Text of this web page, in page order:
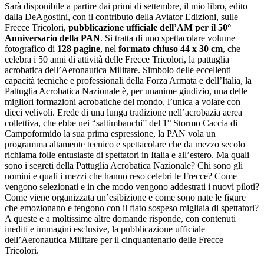
Sarà disponibile a partire dai primi di settembre, il mio libro, edito
dalla DeAgostini, con il contributo della Aviator Edizioni, sulle
Frecce Tricolori, pubblicazione ufficiale dell’AM per il 50°
Anniversario della PAN. Si tratta di uno spettacolare volume
fotografico di 128 pagine, nel formato chiuso 44 x 30 cm, che
celebra i 50 anni di attività delle Frecce Tricolori, la pattuglia
acrobatica dell’Aeronautica Militare. Simbolo delle eccellenti
capacità tecniche e professionali della Forza Armata e dell’Italia, la
Pattuglia Acrobatica Nazionale è, per unanime giudizio, una delle
migliori formazioni acrobatiche del mondo, l’unica a volare con
dieci velivoli. Erede di una lunga tradizione nell’acrobazia aerea
collettiva, che ebbe nei “saltimbanchi” del 1° Stormo Caccia di
Campoformido la sua prima espressione, la PAN vola un
programma altamente tecnico e spettacolare che da mezzo secolo
richiama folle entusiaste di spettatori in Italia e all’estero. Ma quali
sono i segreti della Pattuglia Acrobatica Nazionale? Chi sono gli
uomini e quali i mezzi che hanno reso celebri le Frecce? Come
vengono selezionati e in che modo vengono addestrati i nuovi piloti?
Come viene organizzata un’esibizione e come sono nate le figure
che emozionano e tengono con il fiato sospeso migliaia di spettatori?
A queste e a moltissime altre domande risponde, con contenuti
inediti e immagini esclusive, la pubblicazione ufficiale
dell’Aeronautica Militare per il cinquantenario delle Frecce
Tricolori.